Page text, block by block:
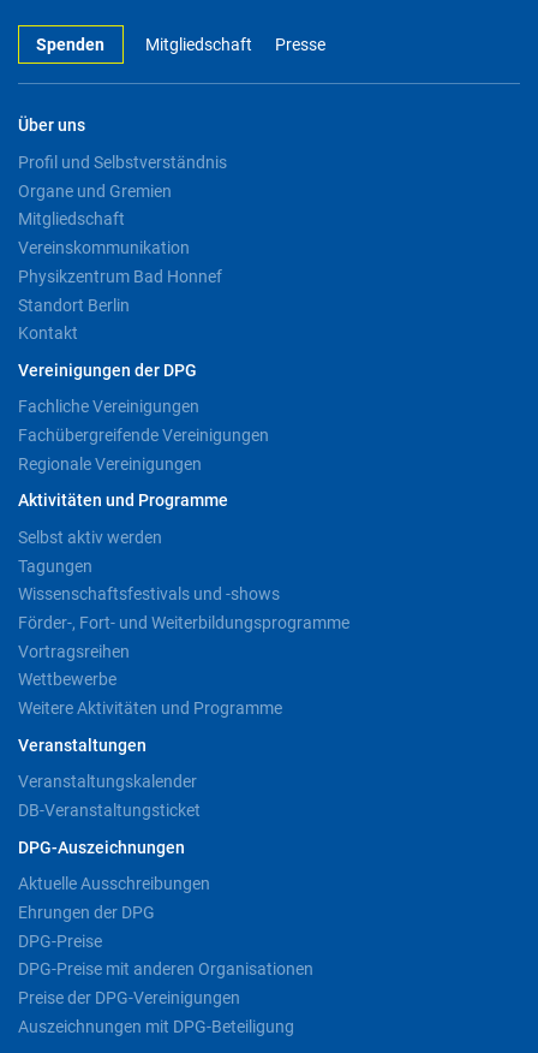
Spenden Mitgliedschaft Presse
Über uns
Profil und Selbstverständnis
Organe und Gremien
Mitgliedschaft
Vereinskommunikation
Physikzentrum Bad Honnef
Standort Berlin
Kontakt
Vereinigungen der DPG
Fachliche Vereinigungen
Fachübergreifende Vereinigungen
Regionale Vereinigungen
Aktivitäten und Programme
Selbst aktiv werden
Tagungen
Wissenschaftsfestivals und -shows
Förder-, Fort- und Weiterbildungsprogramme
Vortragsreihen
Wettbewerbe
Weitere Aktivitäten und Programme
Veranstaltungen
Veranstaltungskalender
DB-Veranstaltungsticket
DPG-Auszeichnungen
Aktuelle Ausschreibungen
Ehrungen der DPG
DPG-Preise
DPG-Preise mit anderen Organisationen
Preise der DPG-Vereinigungen
Auszeichnungen mit DPG-Beteiligung